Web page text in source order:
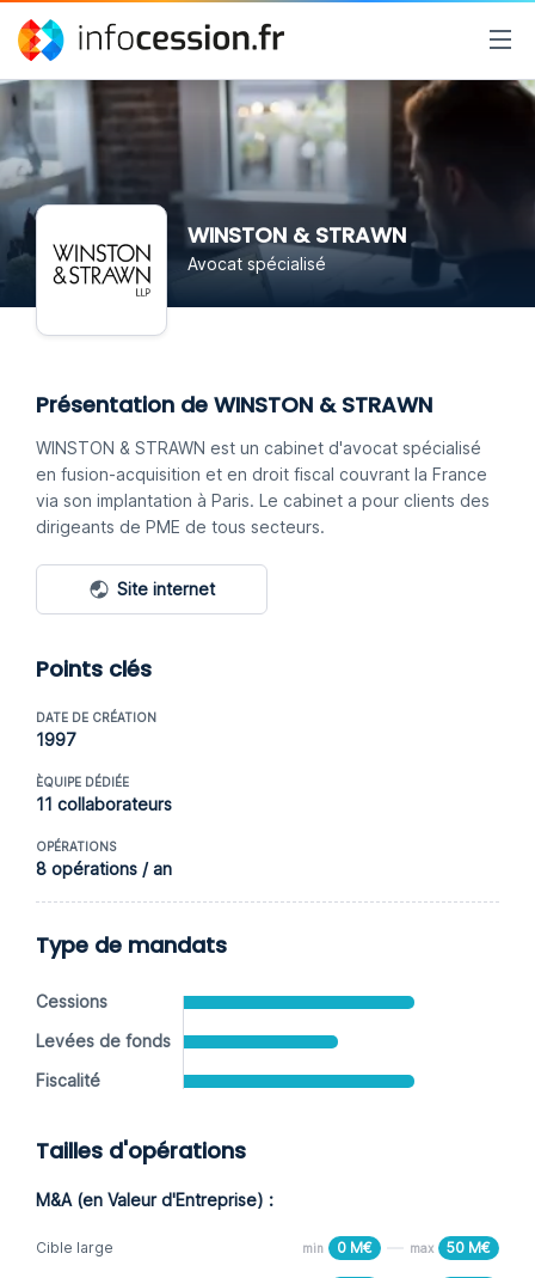
WINSTON & STRAWN
Avocat spécialisé
Présentation de WINSTON & STRAWN
WINSTON & STRAWN est un cabinet d'avocat spécialisé
en fusion-acquisition et en droit fiscal couvrant la France
via son implantation à Paris. Le cabinet a pour clients des
dirigeants de PME de tous secteurs.
Site internet
Points clés
DATE DE CRÉATION
1997
ÈQUIPE DÉDIÉE
11 collaborateurs
OPÉRATIONS
8 opérations / an
Type de mandats
Cessions
Levées de fonds
Fiscalité
Tailles d'opérations
M&A (en Valeur d'Entreprise) :
Cible large min 0 M€ max 50 M€